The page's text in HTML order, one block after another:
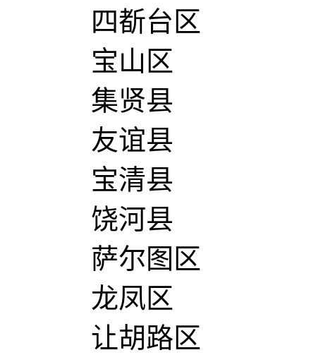
四斱台区
宝山区
集贤县
友谊县
宝清县
饶河县
萨尔图区
龙凤区
让胡路区